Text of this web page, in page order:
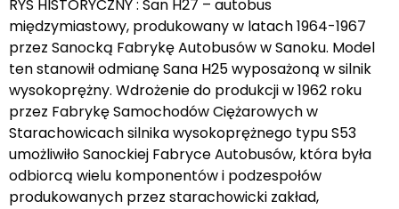
RYS HISTORYCZNY : San H27 – autobus
międzymiastowy, produkowany w latach 1964-1967
przez Sanocką Fabrykę Autobusów w Sanoku. Model
ten stanowił odmianę Sana H25 wyposażoną w silnik
wysokoprężny. Wdrożenie do produkcji w 1962 roku
przez Fabrykę Samochodów Ciężarowych w
Starachowicach silnika wysokoprężnego typu S53
umożliwiło Sanockiej Fabryce Autobusów, która była
odbiorcą wielu komponentów i podzespołów
produkowanych przez starachowicki zakład,